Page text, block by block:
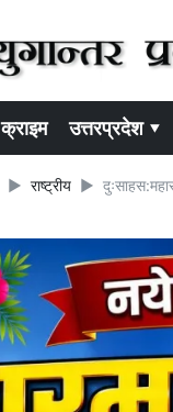
क्राइम उत्तरप्रदेश ▾
राष्ट्रीय